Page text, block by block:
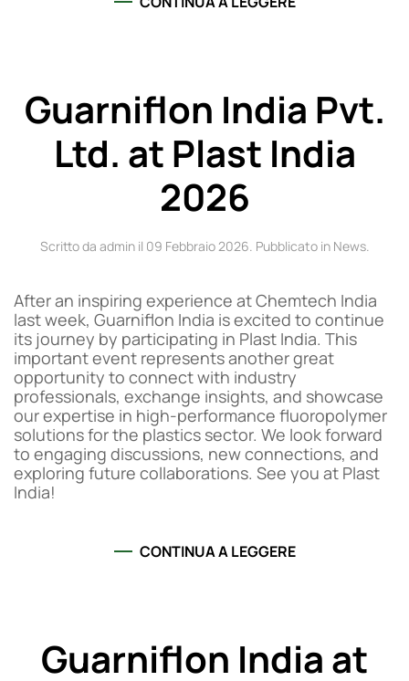
Guarniflon India Pvt.
Ltd. at Plast India
2026
Scritto da admin il 09 Febbraio 2026. Pubblicato in News.
After an inspiring experience at Chemtech India
last week, Guarniflon India is excited to continue
its journey by participating in Plast India. This
important event represents another great
opportunity to connect with industry
professionals, exchange insights, and showcase
our expertise in high-performance fluoropolymer
solutions for the plastics sector. We look forward
to engaging discussions, new connections, and
exploring future collaborations. See you at Plast
India!
CONTINUA A LEGGERE
Guarniflon India at